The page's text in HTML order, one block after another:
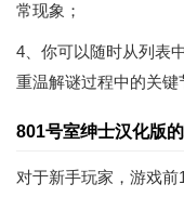
常现象；
4、你可以随时从列表
重温解谜过程中的关键
801号室绅士汉化版
对于新手玩家，游戏前